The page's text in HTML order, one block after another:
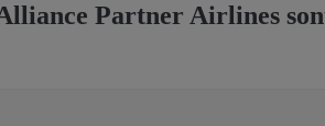
Partner Airlines